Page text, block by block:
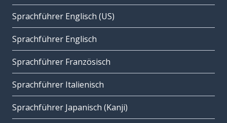
Sprachführer Englisch (US)
Sprachführer Englisch
Sprachführer Französisch
Sprachführer Italienisch
Sprachführer Japanisch (Kanji)